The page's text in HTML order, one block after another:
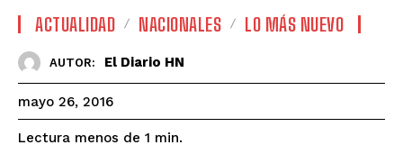
ACTUALIDAD NACIONALES LO MÁS NUEVO
AUTOR: El Diario HN
mayo 26, 2016
Lectura menos de 1 min.